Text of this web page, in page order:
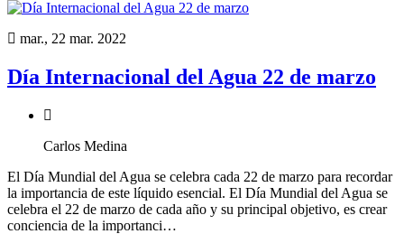
mar., 22 mar. 2022
Día Internacional del Agua 22 de marzo
Carlos Medina
El Día Mundial del Agua se celebra cada 22 de marzo para recordar
la importancia de este líquido esencial. El Día Mundial del Agua se
celebra el 22 de marzo de cada año y su principal objetivo, es crear
conciencia de la importanci…